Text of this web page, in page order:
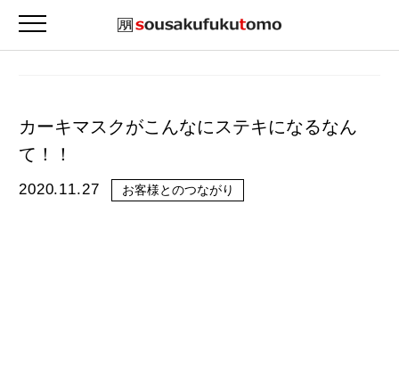
カーキマスクがこんなにステキになるなん
て！！
2020.11.27 お客様とのつながり